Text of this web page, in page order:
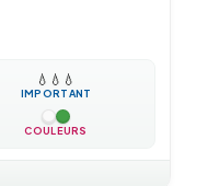
💧 💧 💧
IMPORTANT
COULEURS